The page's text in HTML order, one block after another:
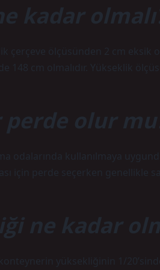
kadar
ölçüsünden 2 cm eksik
cm olmalıdır. Yükseklik
perde olur
odalarında kullanılmaya
için perde seçerken genellikle
ne kadar
yüksekliğinin 1/